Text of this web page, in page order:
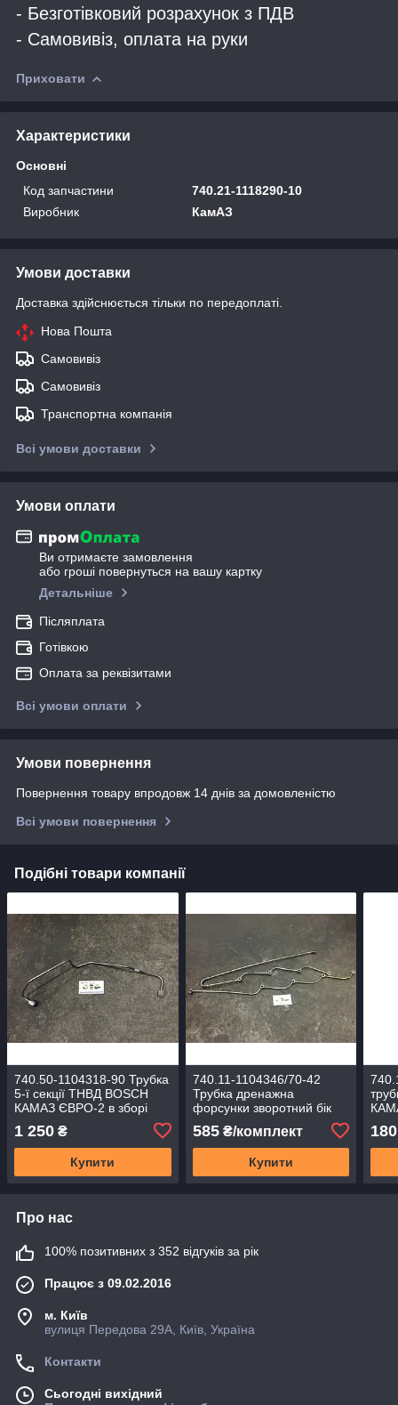
- Безготівковий розрахунок з ПДВ
- Самовивіз, оплата на руки
Приховати
Характеристики
Основні
Код запчастини
740.21-1118290-10
Виробник
КамАЗ
Умови доставки
Доставка здійснюється тільки по передоплаті.
Нова Пошта
Самовивіз
Самовивіз
Транспортна компанія
Всі умови доставки
Умови оплати
Ви отримаєте замовлення
або гроші повернуться на вашу картку
Детальніше
Післяплата
Готівкою
Оплата за реквізитами
Всі умови оплати
Умови повернення
Повернення товару впродовж 14 днів за домовленістю
Всі умови повернення
Подібні товари компанії
740.50-1104318-90 Трубка
5-ї секції ТНВД BOSCH
КАМАЗ ЄВРО-2 в зборі
1 250 ₴
Купити
740.11-1104346/70-42
Трубка дренажна
форсунки зворотний бік
ліва+права (метал. н/о)
585₴/комплект
Купити
180
Про нас
100% позитивних з 352 відгуків за рік
Працює з 09.02.2016
м. Київ
вулиця Передова 29А, Київ, Україна
Контакти
Сьогодні вихідний